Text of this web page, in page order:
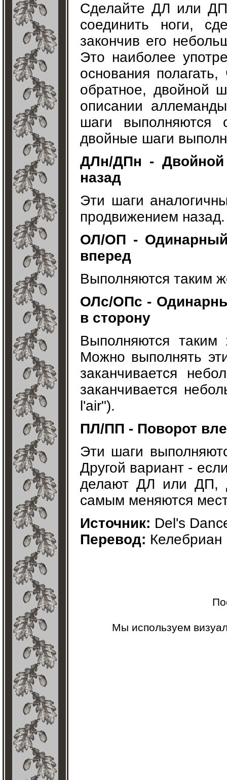
Сделайте ДЛ или
соединить ноги,
закончив его
Это наиболее
основания
обратное, двойной
описании
шаги выполняются
двойные шаги
ДЛн/ДПн - Двойной
назад
Эти шаги
продвижением назад.
ОЛ/ОП - Одинарный
вперед
Выполняются таким
ОЛс/ОПс -
в сторону
Выполняются
Можно выполнять
заканчивается
заканчивается
l'air").
ПЛ/ПП - Поворот
Эти шаги
Другой вариант -
делают ДЛ или ДП,
самым меняются
Источник: Del's
Перевод: Келебриан
Мы используем